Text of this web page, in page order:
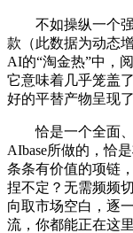
不如操纵一个强
款（此数据为动态
AI的“淘金热”中，
它意味着几乎笼盖
好的平替产物呈现
恰是一个全面、
AIbase所做的，恰
条条有价值的项链
捏不定？无需频频
向取市场空白，逐
流，你都能正在这